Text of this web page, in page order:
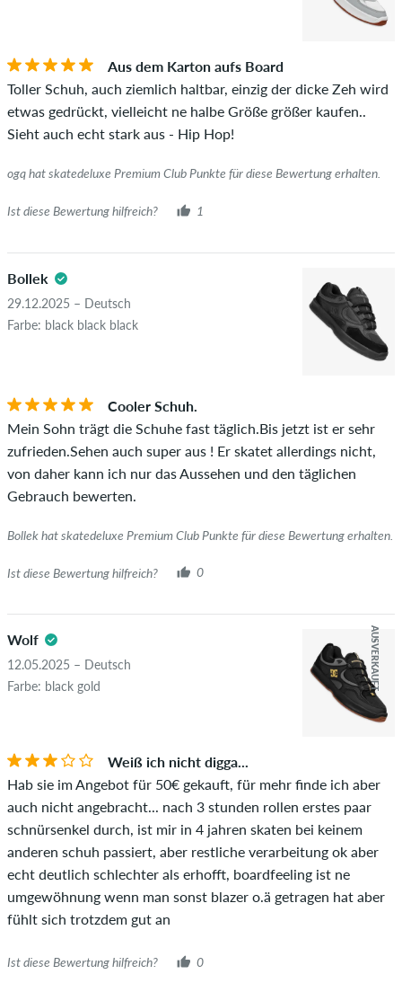
Die Sternebewertung des Artikels ist der Durchschnitt aller
Ob die Bewertung von einer Person stammt, die diesen
Artikel wirklich gekauft hat, erkennst du am grünen Haken
neben dem Namen mit dem Zusatz "Verifizierter Kauf". Bei
diesen Personen wurde der Kauf anhand ihrer Bestellungen
überprüft. Bei Bewertungen ohne grünen Haken, können wir
wirklich besitzen oder besessen haben.
Aus dem Karton aufs Board
Toller Schuh, auch ziemlich haltbar, einzig der dicke Zeh wird
etwas gedrückt, vielleicht ne halbe Größe größer kaufen..
Sieht auch echt stark aus - Hip Hop!
ogq hat skatedeluxe Premium Club Punkte für diese Bewertung erhalten.
Ist diese Bewertung hilfreich? 1
Bollek
29.12.2025 – Deutsch
Farbe: black black black
Cooler Schuh.
Mein Sohn trägt die Schuhe fast täglich.Bis jetzt ist er sehr
zufrieden.Sehen auch super aus ! Er skatet allerdings nicht,
von daher kann ich nur das Aussehen und den täglichen
Gebrauch bewerten.
Bollek hat skatedeluxe Premium Club Punkte für diese Bewertung erhalten.
Ist diese Bewertung hilfreich? 0
Wolf
12.05.2025 – Deutsch
Farbe: black gold
AUSVERKAUFT
Weiß ich nicht digga...
Hab sie im Angebot für 50€ gekauft, für mehr finde ich aber
auch nicht angebracht... nach 3 stunden rollen erstes paar
schnürsenkel durch, ist mir in 4 jahren skaten bei keinem
anderen schuh passiert, aber restliche verarbeitung ok aber
echt deutlich schlechter als erhofft, boardfeeling ist ne
umgewöhnung wenn man sonst blazer o.ä getragen hat aber
fühlt sich trotzdem gut an
Ist diese Bewertung hilfreich? 0